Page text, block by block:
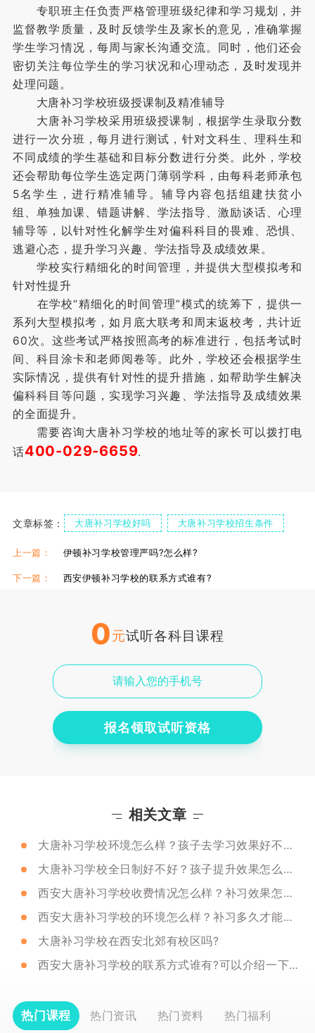
专职班主任负责严格管理班级纪律和学习规划，并
监督教学质量，及时反馈学生及家长的意见，准确掌握
学生学习情况，每周与家长沟通交流。同时，他们还会
密切关注每位学生的学习状况和心理动态，及时发现并
处理问题。
大唐补习学校班级授课制及精准辅导
大唐补习学校采用班级授课制，根据学生录取分数
进行一次分班，每月进行测试，针对文科生、理科生和
不同成绩的学生基础和目标分数进行分类。此外，学校
还会帮助每位学生选定两门薄弱学科，由每科老师承包
5名学生，进行精准辅导。辅导内容包括组建扶贫小
组、单独加课、错题讲解、学法指导、激励谈话、心理
辅导等，以针对性化解学生对偏科科目的畏难、恐惧、
逃避心态，提升学习兴趣、学法指导及成绩效果。
学校实行精细化的时间管理，并提供大型模拟考和
针对性提升
在学校“精细化的时间管理”模式的统筹下，提供一
系列大型模拟考，如月底大联考和周末返校考，共计近
60次。这些考试严格按照高考的标准进行，包括考试时
间、科目涂卡和老师阅卷等。此外，学校还会根据学生
实际情况，提供有针对性的提升措施，如帮助学生解决
偏科科目等问题，实现学习兴趣、学法指导及成绩效果
的全面提升。
需要咨询大唐补习学校的地址等的家长可以拨打电
话400-029-6659.
文章标签： 大唐补习学校好吗 大唐补习学校招生条件
西安大唐补习学校招生
上一篇： 伊顿补习学校管理严吗?怎么样?
下一篇： 西安伊顿补习学校的联系方式谁有?
0元试听各科目课程
报名领取试听资格
相关文章
大唐补习学校环境怎么样？孩子去学习效果好不好？
大唐补习学校全日制好不好？孩子提升效果怎么样？
西安大唐补习学校收费情况怎么样？补习效果怎么样？
西安大唐补习学校的环境怎么样？补习多久才能有效果？
大唐补习学校在西安北郊有校区吗?
西安大唐补习学校的联系方式谁有?可以介绍一下大唐吗?
热门课程 热门资讯 热门资料 热门福利